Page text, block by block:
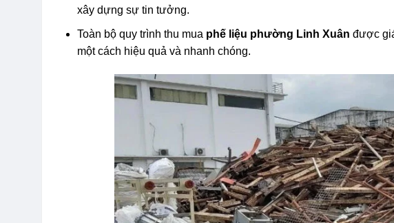
xây dựng sự tin tưởng.
Toàn bộ quy trình thu mua phế liệu phường Linh Xuân được
một cách hiệu quả và nhanh chóng.